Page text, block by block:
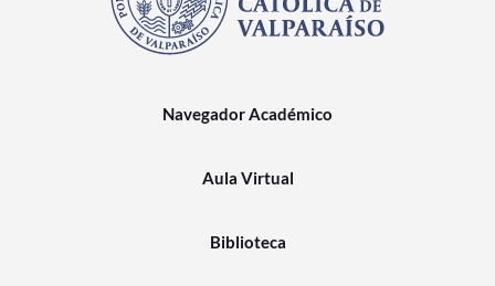
Navegador Académico
Aula Virtual
Biblioteca